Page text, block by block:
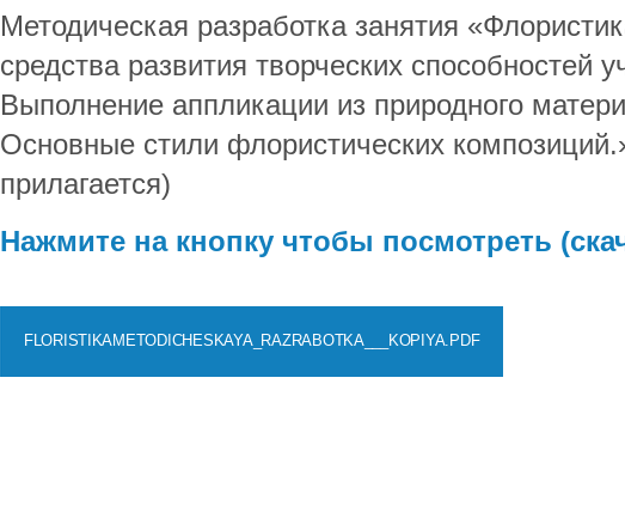
Методическая разработка занятия
средства развития творческих способностей
Выполнение аппликации из природного
Основные стили флористических
прилагается)
Нажмите на кнопку чтобы посмотреть
FLORISTIKAMETODICHESKAYA_RAZRABOTKA___KOPIYA.PDF